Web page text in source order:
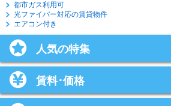
都市ガス利用可
光ファイバー対応の賃貸物件
エアコン付き
人気の特集
賃料･価格